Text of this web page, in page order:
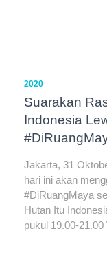
2020
Suarakan
Indonesia
Jakarta, 31
hari ini akan
#DiRuangMaya
Hutan Itu
pukul 19.00-21.00